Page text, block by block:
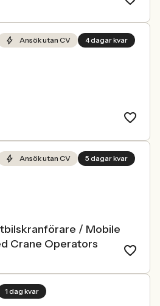
Ansök utan CV 4 dagar kvar
Ansök utan CV 5 dagar kvar
/ Mobile
Crane Operators
1 dag kvar